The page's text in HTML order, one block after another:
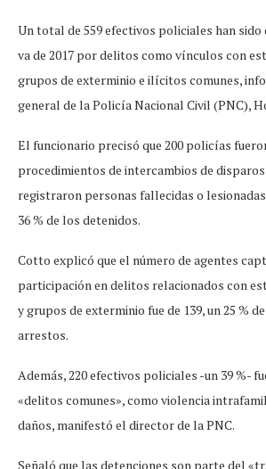
Un total de 559 efectivos policiales han sido
va de 2017 por delitos como vínculos con
grupos de exterminio e ilícitos comunes,
general de la Policía Nacional Civil (PNC),
El funcionario precisó que 200 policías
procedimientos de intercambios de disparos
registraron personas fallecidas o
36 % de los detenidos.
Cotto explicó que el número de agentes
participación en delitos relacionados con
y grupos de exterminio fue de 139, un 25 %
arrestos.
Además, 220 efectivos policiales -un 39 %-
«delitos comunes», como violencia
daños, manifestó el director de la PNC.
Señaló que las detenciones son parte del